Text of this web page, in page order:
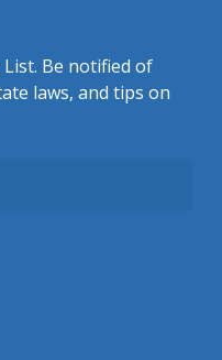
Be notified of
laws, and tips on